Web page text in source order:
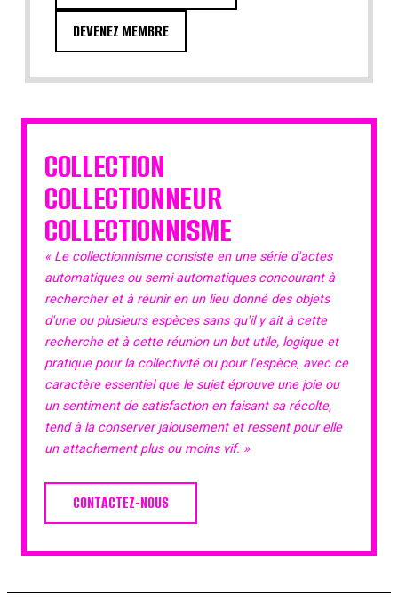
DEVENEZ MEMBRE
COLLECTION
COLLECTIONNEUR
COLLECTIONNISME
« Le collectionnisme consiste en une série d'actes
automatiques ou semi-automatiques concourant à
rechercher et à réunir en un lieu donné des objets
d'une ou plusieurs espèces sans qu'il y ait à cette
recherche et à cette réunion un but utile, logique et
pratique pour la collectivité ou pour l'espèce, avec ce
caractère essentiel que le sujet éprouve une joie ou
un sentiment de satisfaction en faisant sa récolte,
tend à la conserver jalousement et ressent pour elle
un attachement plus ou moins vif. »
CONTACTEZ-NOUS